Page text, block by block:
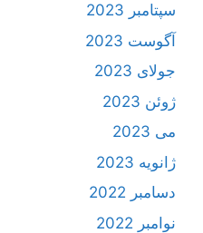
سپتامبر 2023
آگوست 2023
جولای 2023
ژوئن 2023
می 2023
ژانویه 2023
دسامبر 2022
نوامبر 2022